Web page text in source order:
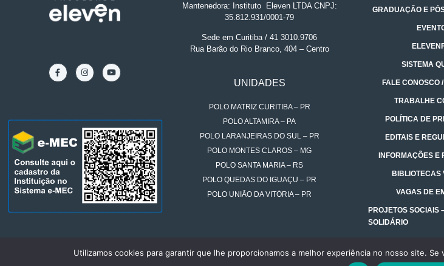
Mantenedora: Instituto.
Eleven LTDA CNPJ:
35.812.931/0001-79
Sede em Curitiba / 41 3010.9706
Rua Barão do Rio Branco, 404 – Centro
UNIDADES
POLO MATRIZ CURITIBA – PR
POLO ALTAMIRA – PA
POLO LARANJEIRAS DO SUL – PR
POLO MONTES CLAROS – MG
POLO SANTA MARIA – RS
POLO QUEDAS DO IGUAÇU – PR
POLO UNIÃO DA VITÓRIA – PR
GRADUAÇÃO E
SISTEMA
FALE CONOSCO
TRABALHE
POLÍTICA DE
EDITAIS E
INFORMAÇÕES E
BIBLIOTECAS
VAGAS DE
PROJETOS SOCIAIS
SOLIDÁRIO
Utilizamos cookies para garantir que lhe proporcionamos a melhor experiência no nosso site.